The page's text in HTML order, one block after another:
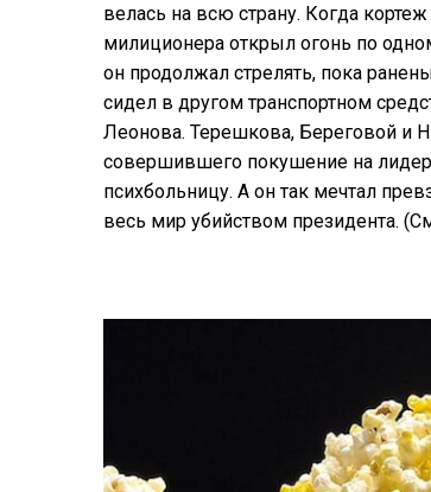
велась на всю страну. Когда
милиционера открыл огонь по
он продолжал стрелять, пока
сидел в другом транспортном
Леонова. Терешкова, Береговой и
совершившего покушение на
психбольницу. А он так мечтал
весь мир убийством президента.